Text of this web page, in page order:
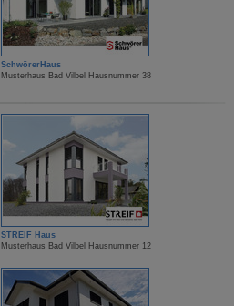
SchwörerHaus
Musterhaus Bad Vilbel Hausnummer 38
STREIF Haus
Musterhaus Bad Vilbel Hausnummer 12